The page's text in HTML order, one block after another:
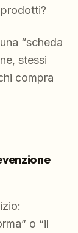
“scheda
stessi
compra
o “il